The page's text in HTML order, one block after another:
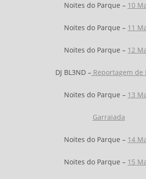
Noites do Parque – 10
Noites do Parque – 11
Noites do Parque – 12
DJ BL3ND – Reportagem de
Noites do Parque – 13
Garraiada
Noites do Parque – 14
Noites do Parque – 15